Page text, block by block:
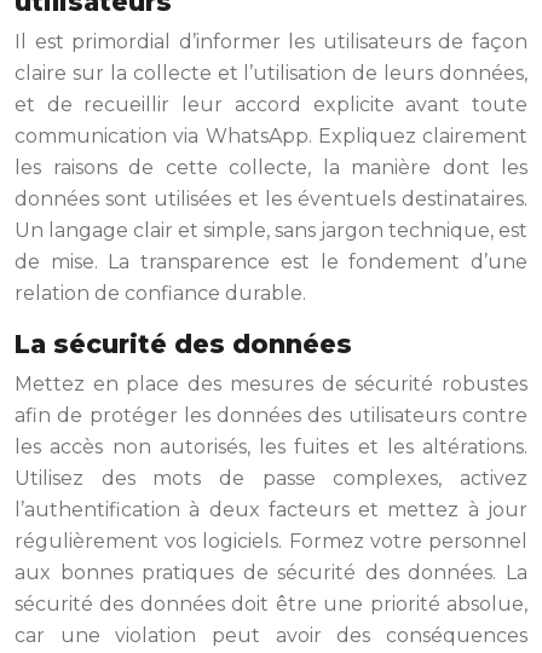
Il est primordial d’informer les utilisateurs de façon
claire sur la collecte et l’utilisation de leurs données,
et de recueillir leur accord explicite avant toute
communication via WhatsApp. Expliquez clairement
les raisons de cette collecte, la manière dont les
données sont utilisées et les éventuels destinataires.
Un langage clair et simple, sans jargon technique, est
de mise. La transparence est le fondement d’une
relation de confiance durable.
La sécurité des données
Mettez en place des mesures de sécurité robustes
afin de protéger les données des utilisateurs contre
les accès non autorisés, les fuites et les altérations.
Utilisez des mots de passe complexes, activez
l’authentification à deux facteurs et mettez à jour
régulièrement vos logiciels. Formez votre personnel
aux bonnes pratiques de sécurité des données. La
sécurité des données doit être une priorité absolue,
car une violation peut avoir des conséquences